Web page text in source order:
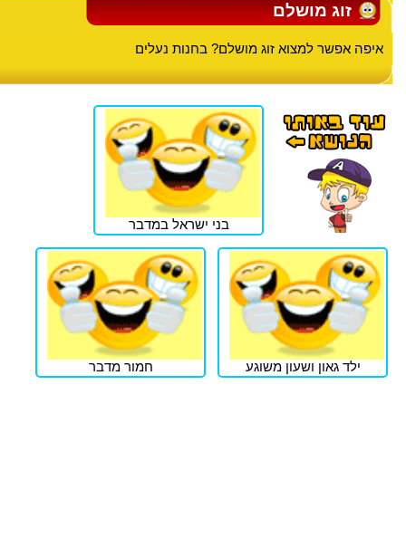
זוג מושלם
איפה אפשר למצוא זוג מושלם? בחנות נעלים
בני ישראל במדבר
ילד גאון ושעון משוגע חמור מדבר